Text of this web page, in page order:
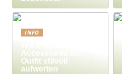
INFO
Accessoires Ihr
Outfit stilvoll
aufwerten